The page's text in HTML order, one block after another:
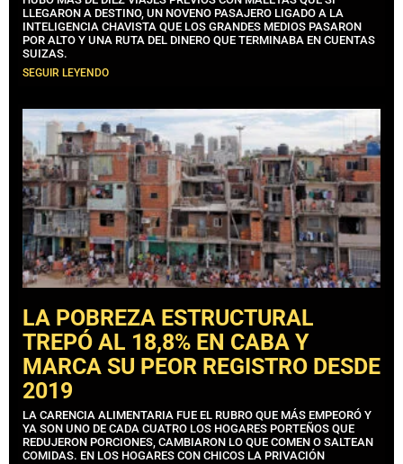
LLEGARON A DESTINO, UN NOVENO PASAJERO LIGADO A LA
INTELIGENCIA CHAVISTA QUE LOS GRANDES MEDIOS PASARON
POR ALTO Y UNA RUTA DEL DINERO QUE TERMINABA EN CUENTAS
SUIZAS.
SEGUIR LEYENDO
LA POBREZA ESTRUCTURAL
TREPÓ AL 18,8% EN CABA Y
MARCA SU PEOR REGISTRO DESDE
2019
LA CARENCIA ALIMENTARIA FUE EL RUBRO QUE MÁS EMPEORÓ Y
YA SON UNO DE CADA CUATRO LOS HOGARES PORTEÑOS QUE
REDUJERON PORCIONES, CAMBIARON LO QUE COMEN O SALTEAN
COMIDAS. EN LOS HOGARES CON CHICOS LA PRIVACIÓN